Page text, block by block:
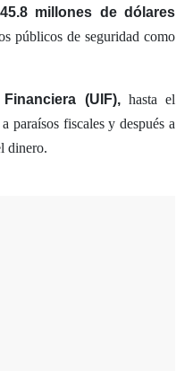
millones de dólares
públicos de seguridad como
(UIF),hasta el
paraísos fiscales y después a
dinero.